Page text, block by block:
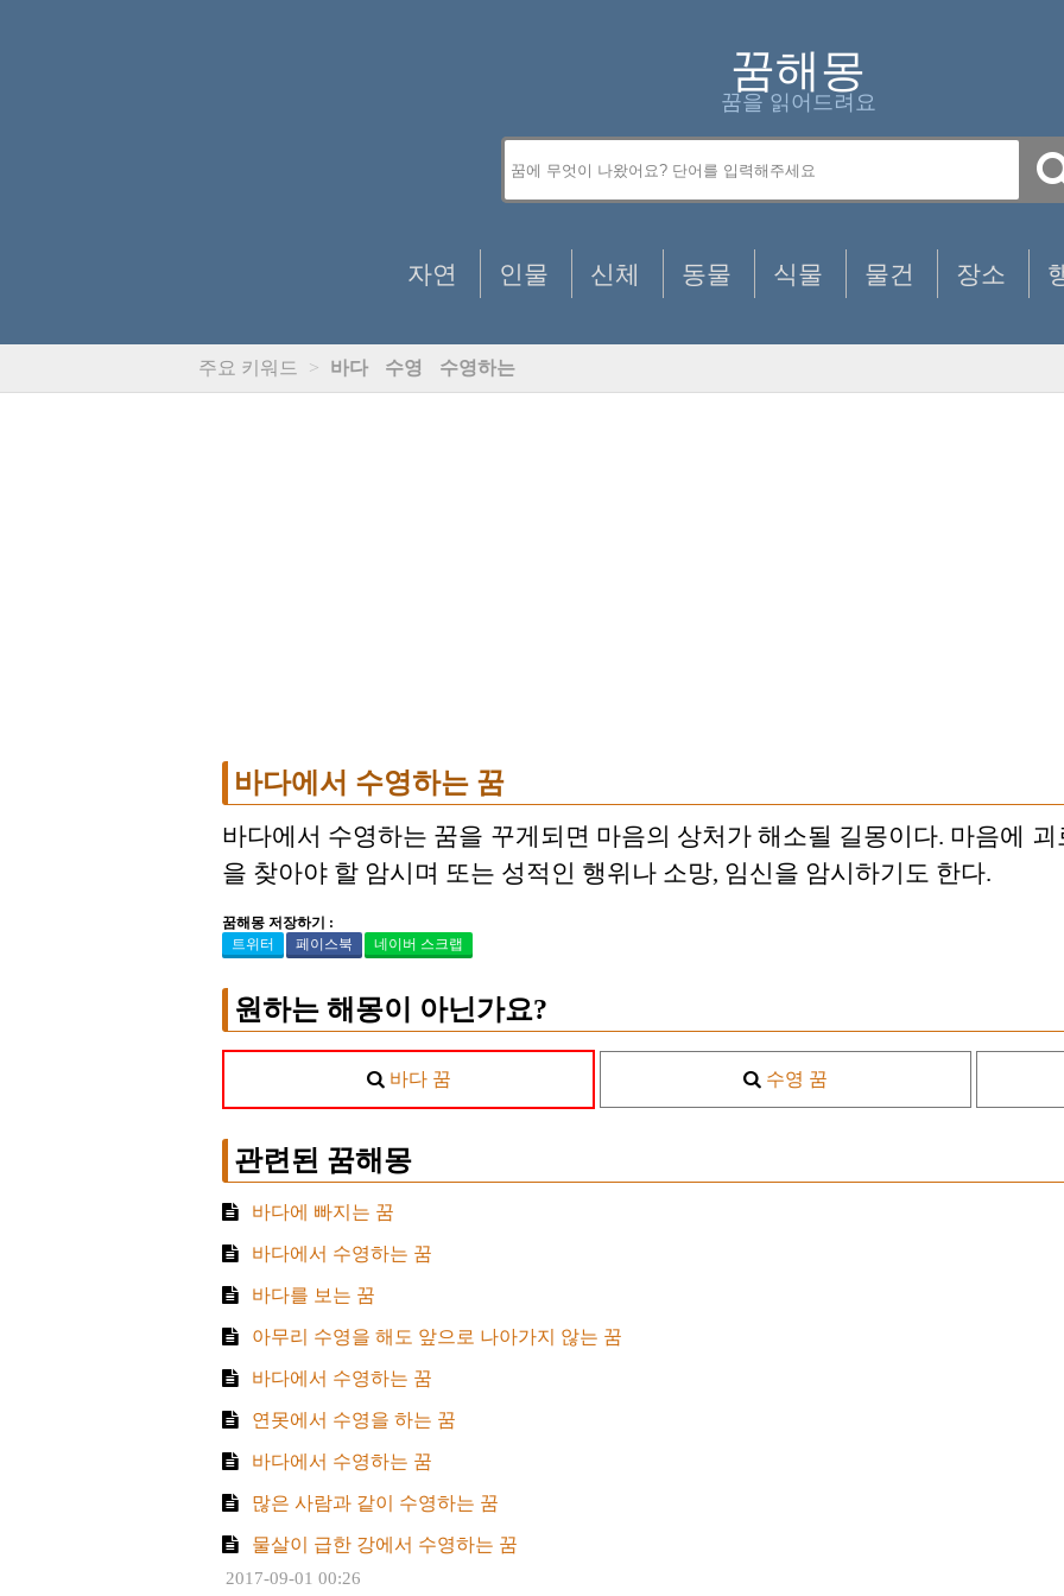
꿈해몽
꿈을 읽어드려요
자연 인물 신체 동물 식물 물건 장소
주요 키워드 > 바다 수영 수영하는
바다에서 수영하는 꿈
바다에서 수영하는 꿈을 꾸게되면 마음의 상처가 해소될 길몽이다. 마음에
을 찾아야 할 암시며 또는 성적인 행위나 소망, 임신을 암시하기도 한다.
꿈해몽 저장하기 :
트위터
페이스북 네이버 스크랩
원하는 해몽이 아닌가요?
바다 꿈 수영 꿈
관련된 꿈해몽
바다에 빠지는 꿈
바다에서 수영하는 꿈
바다를 보는 꿈
아무리 수영을 해도 앞으로 나아가지 않는 꿈
바다에서 수영하는 꿈
연못에서 수영을 하는 꿈
바다에서 수영하는 꿈
많은 사람과 같이 수영하는 꿈
물살이 급한 강에서 수영하는 꿈
2017-09-01 00:26